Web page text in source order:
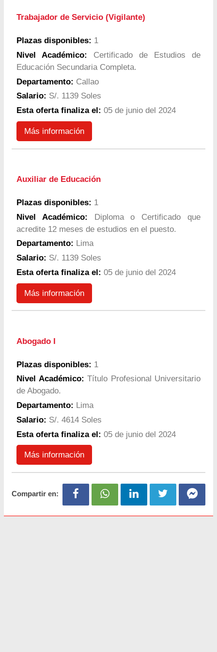
Trabajador de Servicio (Vigilante)
Plazas disponibles: 1
Nivel Académico:
Certificado de Estudios de
Educación Secundaria Completa.
Departamento: Callao
Salario: S/. 1139 Soles
Esta oferta finaliza el: 05 de junio del 2024
Más información
Auxiliar de Educación
Plazas disponibles: 1
Nivel Académico: Diploma o Certificado que
acredite 12 meses de estudios en el puesto.
Departamento: Lima
Salario: S/. 1139 Soles
Esta oferta finaliza el: 05 de junio del 2024
Más información
Abogado I
Plazas disponibles: 1
Nivel Académico: Título Profesional Universitario
de Abogado.
Departamento: Lima
Salario: S/. 4614 Soles
Esta oferta finaliza el: 05 de junio del 2024
Más información
Compartir en: